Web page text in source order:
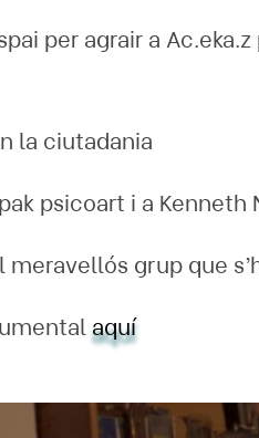
per agrair a
la ciutadania
psicoart i a Kenneth
grup que
aquí